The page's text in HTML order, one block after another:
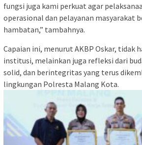
fungsi juga kami perkuat agar
operasional dan pelayanan masyarakat
hambatan,” tambahnya.
Capaian ini, menurut AKBP Oskar, tidak
institusi, melainkan juga refleksi dari
solid, dan berintegritas yang terus
lingkungan Polresta Malang Kota.